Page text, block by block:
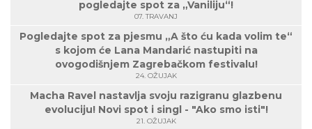
pogledajte spot za „Vaniliju“!
07. TRAVANJ
Pogledajte spot za pjesmu „A što ću kada volim te“
s kojom će Lana Mandarić nastupiti na
ovogodišnjem Zagrebačkom festivalu!
24. OŽUJAK
Macha Ravel nastavlja svoju razigranu glazbenu
evoluciju! Novi spot i singl - "Ako smo isti"!
21. OŽUJAK